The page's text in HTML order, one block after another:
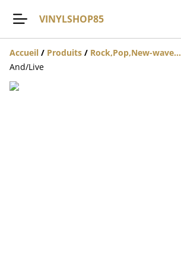
VINYLSHOP85
Accueil / Produits / Rock,Pop,New-wave...
And/Live